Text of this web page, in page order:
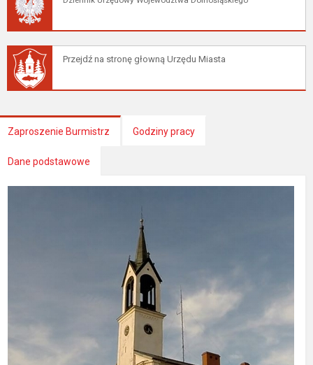
Przejdź na stronę głowną Urzędu Miasta
Zaproszenie Burmistrz Godziny pracy
Dane podstawowe